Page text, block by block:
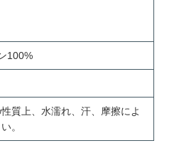
100%
質上、水濡れ、汗、摩擦によ
。